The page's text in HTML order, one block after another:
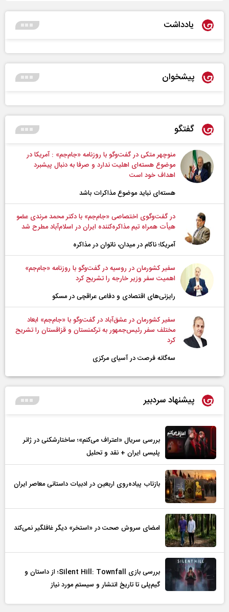
یادداشت
پیشخوان
گفتگو
منوچهر متکی در گفت‌وگو با روزنامه «جام‌جم» : آمریکا در
موضوع هسته‌ای اهلیت ندارد و صرفا به دنبال پیشبرد
اهداف خود است
هسته‌ای نباید موضوع مذاکرات باشد
در گفت‌وگوی اختصاصی «جام‌جم» با دکتر محمد مرندی عضو
هیأت همراه تیم مذاکره‌کننده ایران در اسلام‌آباد مطرح شد
آمریکا؛ ناکام در میدان، ناتوان در مذاکره
سفیر کشورمان در روسیه در گفت‌وگو با روزنامه «جام‌جم»
اهمیت سفر وزیر خارجه را تشریح کرد
رایزنی‌های اقتصادی و دفاعی عراقچی در مسکو
سفیر کشورمان در عشق‌آباد در گفت‌وگو با «جام‌‌جم» ابعاد
مختلف سفر رئیس‌جمهور به ترکمنستان و قزاقستان را تشریح
کرد
سه‌گانه فرصت در آسیای مرکزی
پیشنهاد سردبیر
بررسی سریال «اعتراف می‌کنم»؛ ساختارشکنی در ژانر
پلیسی ایران + نقد و تحلیل
بازتاب پیاده‌روی اربعین در ادبیات داستانی معاصر ایران
امضای سروش صحت در «استخر» دیگر غافلگیر نمی‌کند
بررسی بازی Silent Hill: Townfall؛ از داستان و
گیم‌پلی تا تاریخ انتشار و سیستم مورد نیاز